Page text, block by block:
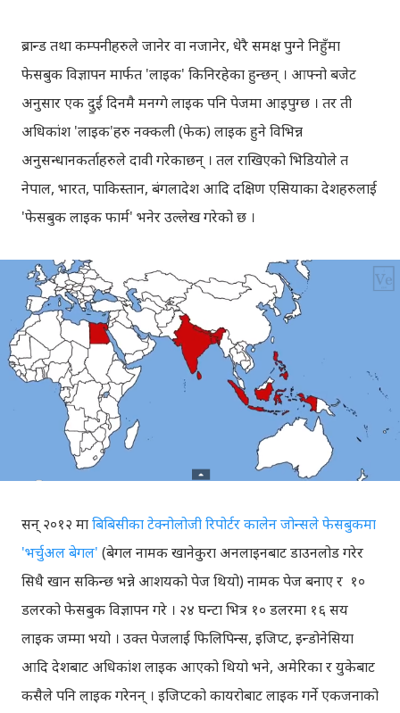
ब्रान्ड तथा कम्पनीहरुले जानेर वा नजानेर, धेरै समक्ष पुग्ने निहुँमा
फेसबुक विज्ञापन मार्फत 'लाइक' किनिरहेका हुन्छन् । आफ्नो बजेट
अनुसार एक दु॒ई दिनमै मनग्गे लाइक पनि पेजमा आइपुग्छ । तर ती
अधिकांश 'लाइक'हरु नक्कली (फेक) लाइक हुने विभिन्न
अनुसन्धानकर्ताहरुले दावी गरेकाछन् । तल राखिएको भिडियोले त
नेपाल, भारत, पाकिस्तान, बंगलादेश आदि दक्षिण एसियाका देशहरुलाई
'फेसबुक लाइक फार्म' भनेर उल्लेख गरेको छ ।
सन् २०१२ माबिबिसीका टेक्नोलोजी रिपोर्टर कालेन जोन्सले फेसबुकमा
'भर्चुअल बेगल' (बेगल नामक खानेकुरा अनलाइनबाट डाउनलोड गरेर
सिधै खान सकिन्छ भन्ने आशयको पेज थियो) नामक पेज बनाए र १०
डलरको फेसबुक विज्ञापन गरे । २४ घन्टा भित्र १० डलरमा १६ सय
लाइक जम्मा भयो । उक्त पेजलाई फिलिपिन्स, इजिप्ट, इन्डोनेसिया
आदि देशबाट अधिकांश लाइक आएको थियो भने, अमेरिका र युकेबाट
कसैले पनि लाइक गरेनन् । इजिप्टको कायरोबाट लाइक गर्ने एकजनाको